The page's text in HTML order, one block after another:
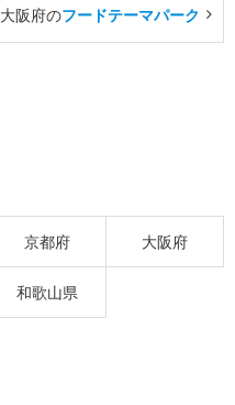
大阪府のフードテーマパーク
京都府 大阪府
和歌山県